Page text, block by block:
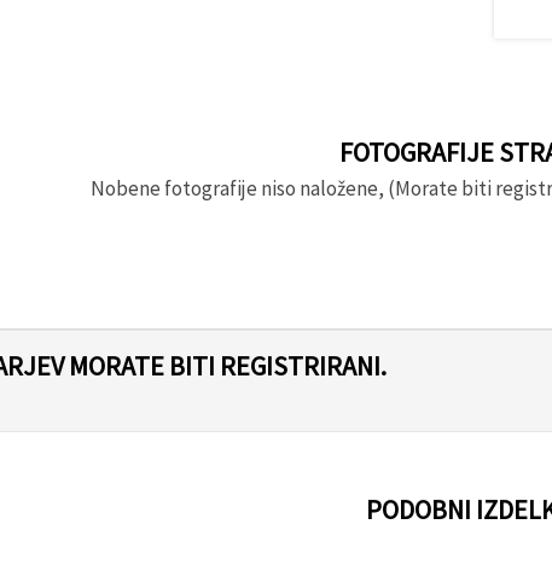
FOTOGRAFIJE
Nobene fotografije niso naložene, (Morate biti
MORATE BITI REGISTRIRANI.
PODOBNI